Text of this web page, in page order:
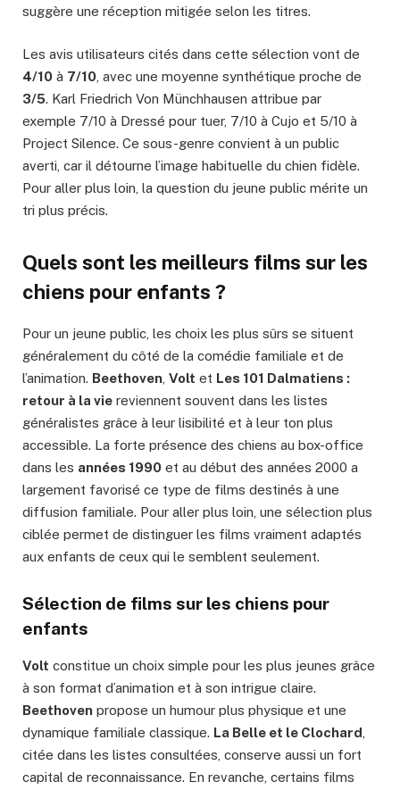
suggère une réception mitigée selon les titres.
Les avis utilisateurs cités dans cette sélection vont de
4/10 à 7/10 , avec une moyenne synthétique proche de
3/5. Karl Friedrich Von Münchhausen attribue par
exemple 7/10 à Dressé pour tuer, 7/10 à Cujo et 5/10 à
Project Silence. Ce sous-genre convient à un public
averti, car il détourne l’image habituelle du chien fidèle.
Pour aller plus loin, la question du jeune public mérite un
tri plus précis.
Quels sont les meilleurs films sur les
chiens pour enfants ?
Pour un jeune public, les choix les plus sûrs se situent
généralement du côté de la comédie familiale et de
l’animation. Beethoven Volt et Les 101 Dalmatiens :
retour à la vie reviennent souvent dans les listes
généralistes grâce à leur lisibilité et à leur ton plus
accessible. La forte présence des chiens au box-office
dans les années 1990 et au début des années 2000 a
largement favorisé ce type de films destinés à une
diffusion familiale. Pour aller plus loin, une sélection plus
ciblée permet de distinguer les films vraiment adaptés
aux enfants de ceux qui le semblent seulement.
Sélection de films sur les chiens pour
enfants
Volt constitue un choix simple pour les plus jeunes grâce
à son format d’animation et à son intrigue claire.
Beethoven propose un humour plus physique et une
dynamique familiale classique. La Belle et le Clochard
citée dans les listes consultées, conserve aussi un fort
capital de reconnaissance. En revanche, certains films